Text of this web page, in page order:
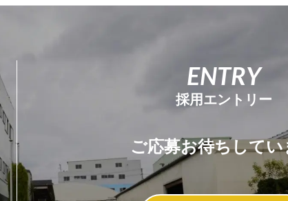
ENTRY
採用エントリー
ご応募お待ちしてい